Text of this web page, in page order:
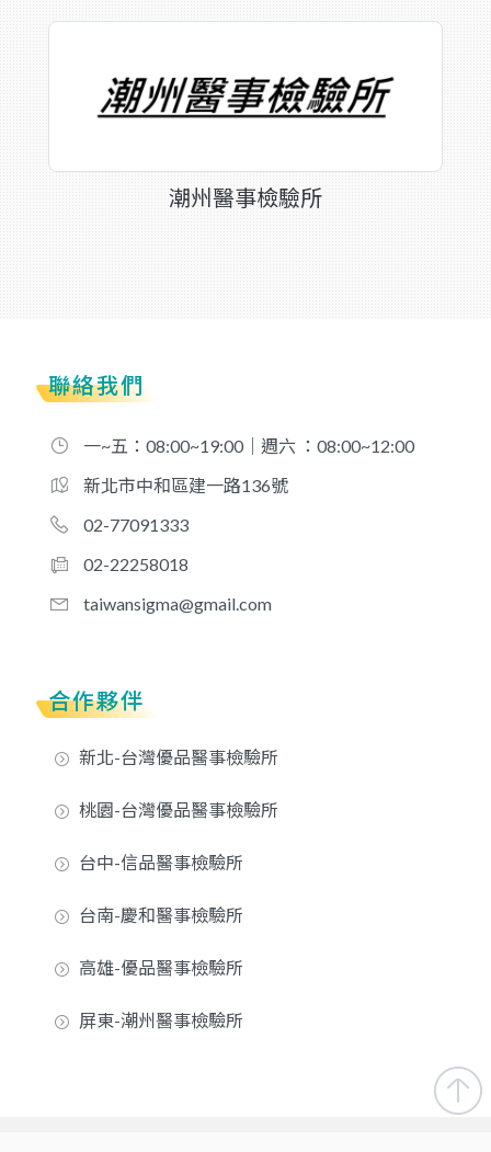
潮州醫事檢驗所
聯絡我們
一~五：08:00~19:00｜週六 ：08:00~12:00
新北市中和區建一路136號
02-77091333
02-22258018
taiwansigma@gmail.com
合作夥伴
新北-台灣優品醫事檢驗所
桃園-台灣優品醫事檢驗所
台中-信品醫事檢驗所
台南-慶和醫事檢驗所
高雄-優品醫事檢驗所
屏東-潮州醫事檢驗所